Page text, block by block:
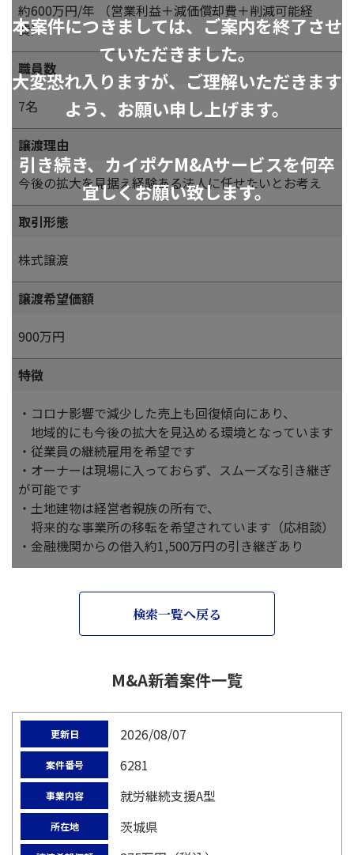
本案件につきましては、ご案内を終了させ
ていただきました。
大変恐れ入りますが、ご理解いただきます
よう、お願い申し上げます。
引き続き、カイポケM&Aサービスを何卒
宜しくお願い致します。
約600万円/年 （営業利益＋減価償却費＋削減可能経
費）
職員数
7名
譲渡理由
今後の拡大を見据え経験ある法人に任せたいとお考え
取引形態
株式譲渡
譲渡希望価額
900万円
特徴
・コロナ影響で減少した売上も回復傾向にあり、
地域的にも今後の拡大を見込める環境となっています
・従業員の継続雇用を希望です
・オーナーは現場に入っておらず、スムーズな引き継ぎ
が可能です
・土地建物は経営者親族の所有で、
将来的な事業所の移転を希望されています（応相談）
・金融機関からの借入約1,500万円の引き継ぎあり
検索一覧へ戻る
M&A新着案件一覧
更新日 2026/08/07
案件番号 6281
事業内容 就労継続支援A型
所在地 茨城県